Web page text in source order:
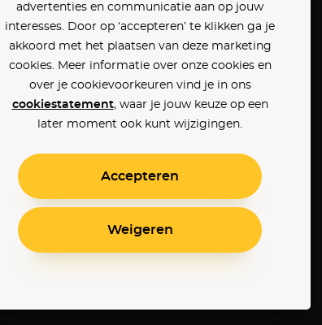
advertenties en communicatie aan op jouw
interesses. Door op ‘accepteren’ te klikken ga je
akkoord met het plaatsen van deze marketing
cookies. Meer informatie over onze cookies en
over je cookievoorkeuren vind je in ons
cookiestatement, waar je jouw keuze op een
later moment ook kunt wijzigingen.
Accepteren
Weigeren
Rings Hancock